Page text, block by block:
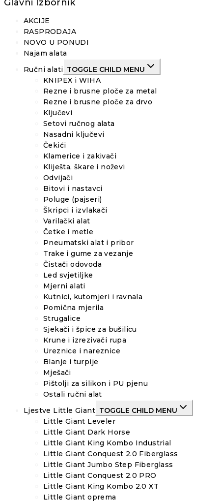
Glavni Izbornik
AKCIJE
RASPRODAJA
NOVO U PONUDI
Najam alata
Ručni alati TOGGLE CHILD MENU
KNIPEX i WIHA
Rezne i brusne ploče za metal
Rezne i brusne ploče za drvo
Ključevi
Setovi ručnog alata
Nasadni ključevi
Čekići
Klamerice i zakivači
Kliješta, škare i noževi
Odvijači
Bitovi i nastavci
Poluge (pajseri)
Škripci i izvlakači
Varilački alat
Četke i metle
Pneumatski alat i pribor
Trake i gume za vezanje
Čistači odovoda
Led svjetiljke
Mjerni alati
Kutnici, kutomjeri i ravnala
Pomična mjerila
Strugalice
Sjekači i špice za bušilicu
Krune i izrezivači rupa
Ureznice i nareznice
Blanje i turpije
Mješači
Pištolji za silikon i PU pjenu
Ostali ručni alat
Ljestve Little Giant TOGGLE CHILD MENU
Little Giant Leveler
Little Giant Dark Horse
Little Giant King Kombo Industrial
Little Giant Conquest 2.0 Fiberglass
Little Giant Jumbo Step Fiberglass
Little Giant Conquest 2.0 PRO
Little Giant King Kombo 2.0 XT
Little Giant oprema